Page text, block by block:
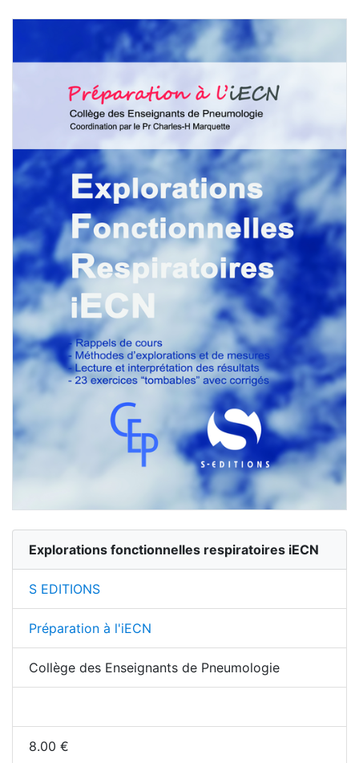
Explorations fonctionnelles respiratoires iECN
S EDITIONS
Préparation à l'iECN
Collège des Enseignants de Pneumologie
8.00 €